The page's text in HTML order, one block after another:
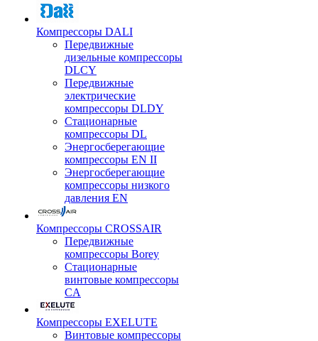
Компрессоры DALI
Передвижные
дизельные компрессоры
DLCY
Передвижные
электрические
компрессоры DLDY
Стационарные
компрессоры DL
Энергосберегающие
компрессоры EN II
Энергосберегающие
компрессоры низкого
давления EN
Компрессоры CROSSAIR
Передвижные
компрессоры Borey
Стационарные
винтовые компрессоры
CA
Компрессоры EXELUTE
Винтовые компрессоры